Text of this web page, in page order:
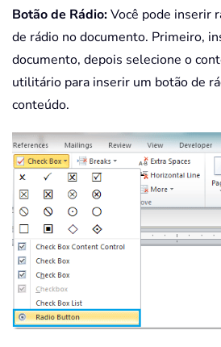
Botão de Rádio:Você pode inserir
de rádio no documento. Primeiro,
documento, depois selecione o
utilitário para inserir um botão de
conteúdo.